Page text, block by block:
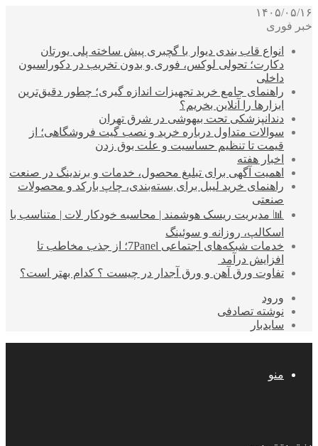
۱۴۰۵/۰۵/۱۶
خبر فوری
انواع قاب بندی دیوار با گچبری پیش ساخته پلی یورتان
دکارت؛ تحولی لوکس، فوری و بدون تخریب در دکوراسیون
داخلی
راهنمای جامع خرید تجهیزات اندازه گیری؛ چطور دقیق‌ترین
ابزارها را آنلاین بخریم؟
دندانپزشکی تحت بیهوشی در شرق تهران
سوالات متداول درباره خرید و نصب گیت فروشگاهی؛ از
قیمت تا تنظیم حساسیت و علت بوق زدن
اخبار هفته
اهمیت آگهی برای تبلیغ محصول، خدمات و برندینگ در صنعت
راهنمای خرید لیبل برای بسته‌بندی، چاپ بارکد و محصولات
صنعتی
📊 مدیریت ریسک هوشمند | محاسبه خودکار لات | متناسب با
اسکالپ، روزانه و سوئینگ
خدمات شبکه‌های اجتماعی 7Panel؛ از جذب مخاطب تا
افزایش درآمد
تفاوت ورق آهن و ورق آجدار در چیست ؟ کدام بهتر است؟
ورود
نوشته تصادفی
سایدبار
منو